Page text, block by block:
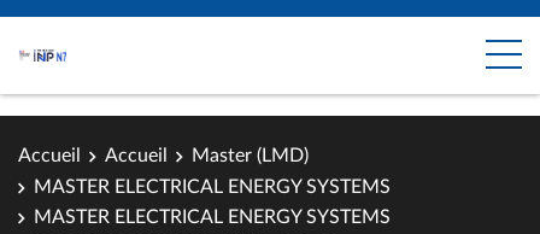
Accueil Accueil
Master (LMD)
MASTER ELECTRICAL ENERGY SYSTEMS
MASTER ELECTRICAL ENERGY SYSTEMS